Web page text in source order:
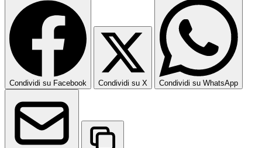
Condividi su Facebook Condividi su X Condividi su WhatsApp